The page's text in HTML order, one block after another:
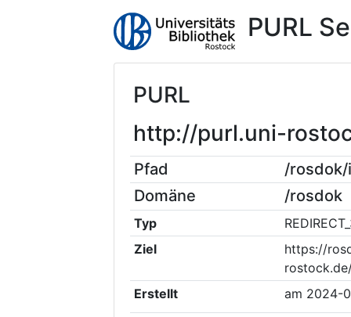
PURL
PURL
http://purl.uni-
Pfad
/
Domäne
/rosdok
Typ
Ziel
https://
Erstellt
am 2024-